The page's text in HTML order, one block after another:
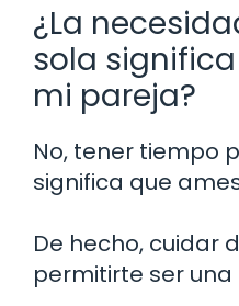
¿La
sola
mi pareja?
No, tener tiempo
significa que
De hecho, cuidar
permitirte ser